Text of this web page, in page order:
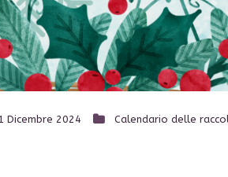
Dicembre 2024 Calendario delle